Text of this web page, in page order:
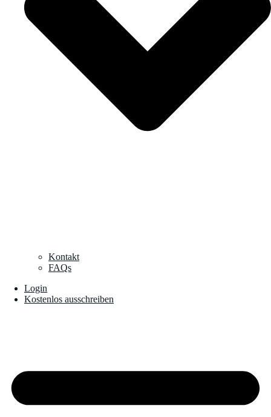
Kontakt
FAQs
Login
Kostenlos ausschreiben